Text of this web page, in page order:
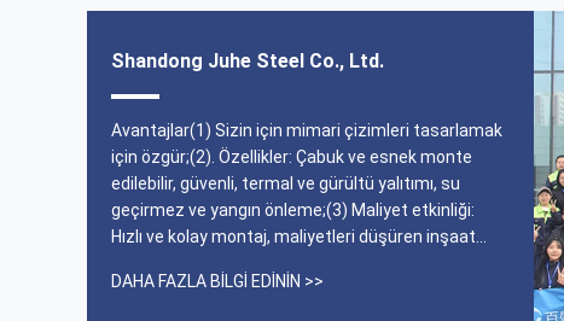
Shandong Juhe Steel Co., Ltd.
Avantajlar(1) Sizin için mimari çizimleri tasarlamak
için özgür;(2). Özellikler: Çabuk ve esnek monte
edilebilir, güvenli, termal ve gürültü yalıtımı, su
geçirmez ve yangın önleme;(3) Maliyet etkinliği:
Hızlı ve kolay montaj, maliyetleri düşüren inşaat
yapı, 50 yıldan fazla bir süre kullanılabilen,
DAHA FAZLA BILGI EDININ >>
teşekkür
da kontrol ettik,
ve renk benim
Ürünün boyutu beklendiği gibiydi ve hizmet
çok iyiydi. Bana açıklamak için sabırlıydı ve
zamanlamadan teslim edilebiliyordu.
------ Joseph